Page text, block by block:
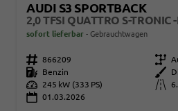
AUDI S3 SPORTBACK
2,0 TFSI QUATTRO S-TRONIC
sofort lieferbar Gebrauchtwagen
Fahrzeugnr. 866209 Getriebe
Kraftstoff
Benzin Außenfarbe
Leistung
245 kW (333 PS) Kilometerstand
01.03.2026